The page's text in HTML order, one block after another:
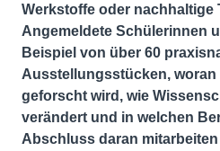
Werkstoffe oder nachhaltige
Angemeldete Schülerinnen
Beispiel von über 60
Ausstellungsstücken, woran
geforscht wird, wie
verändert und in welchen
Abschluss daran